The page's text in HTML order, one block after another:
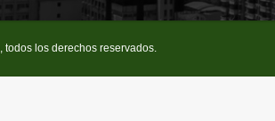
, todos los derechos reservados.